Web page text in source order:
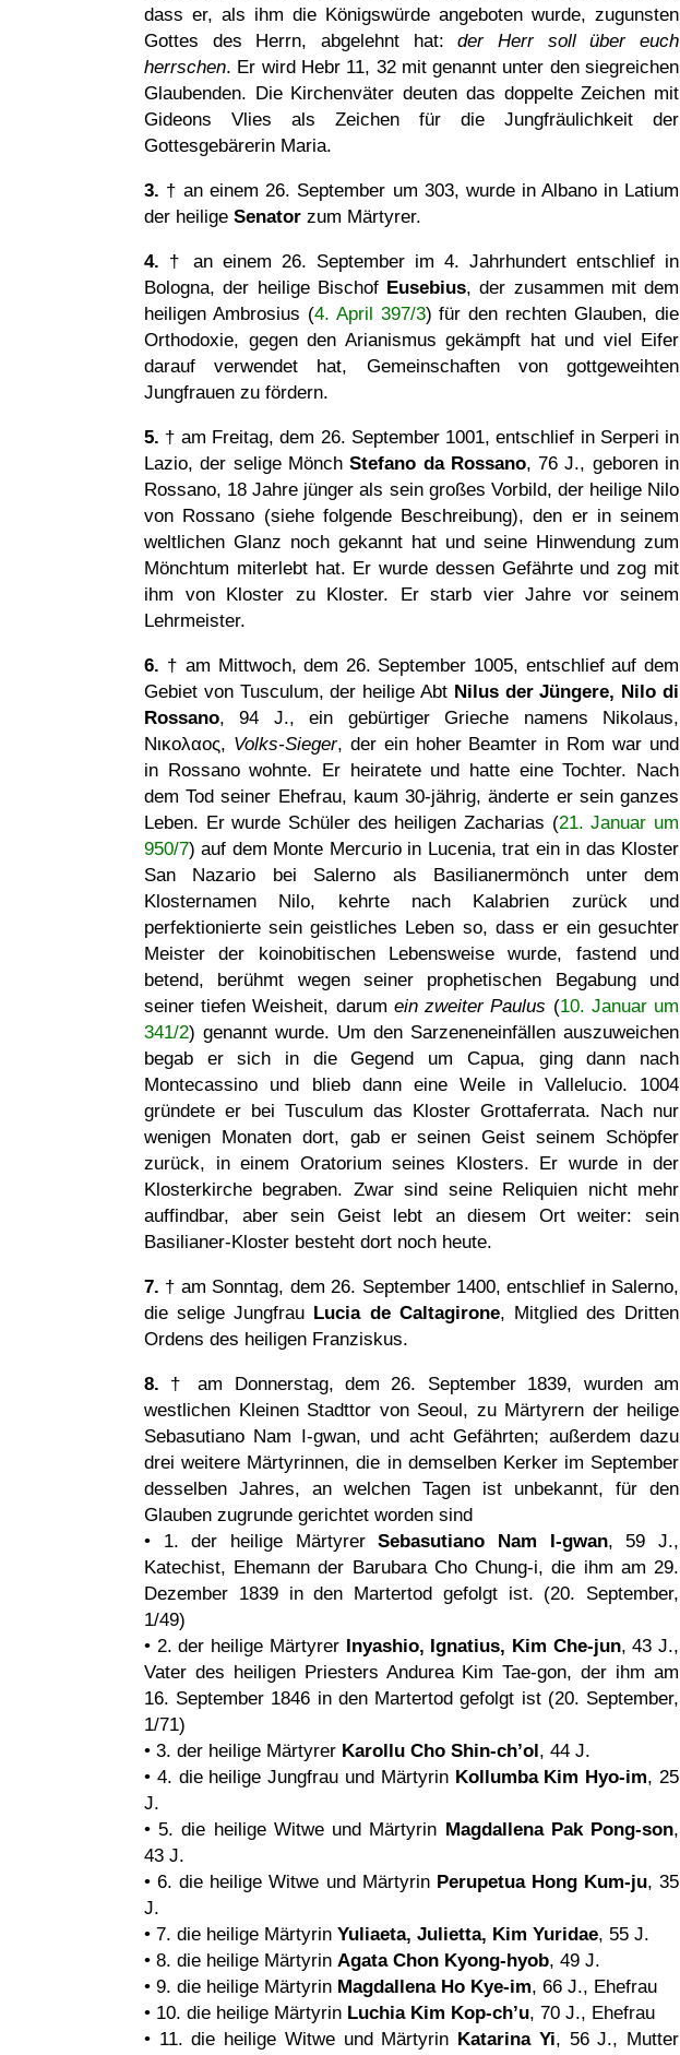
dass er, als ihm die Königswürde angeboten wurde, zugunsten
Gottes des Herrn, abgelehnt hat:der Herr soll über euch
herrschen. Er wird Hebr 11, 32 mit genannt unter den siegreichen
Glaubenden. Die Kirchenväter deuten das doppelte Zeichen mit
Gideons Vlies als Zeichen für die Jungfräulichkeit der
Gottesgebärerin Maria.
3. † an einem 26. September um 303, wurde in Albano in Latium
der heilige Senator zum Märtyrer.
4. † an einem 26. September im 4. Jahrhundert entschlief in
Bologna, der heilige Bischof Eusebius, der zusammen mit dem
heiligen Ambrosius (4. April 397/3) für den rechten Glauben, die
Orthodoxie, gegen den Arianismus gekämpft hat und viel Eifer
darauf verwendet hat, Gemeinschaften von gottgeweihten
Jungfrauen zu fördern.
5. † am Freitag, dem 26. September 1001, entschlief in Serperi in
Lazio, der selige MönchStefano da Rossano, 76 J., geboren in
Rossano, 18 Jahre jünger als sein großes Vorbild, der heilige Nilo
von Rossano (siehe folgende Beschreibung), den er in seinem
weltlichen Glanz noch gekannt hat und seine Hinwendung zum
Mönchtum miterlebt hat. Er wurde dessen Gefährte und zog mit
ihm von Kloster zu Kloster. Er starb vier Jahre vor seinem
Lehrmeister.
6. † am Mittwoch, dem 26. September 1005, entschlief auf dem
Gebiet von Tusculum, der heilige Abt Nilus der Jüngere, Nilo di
Rossano, 94 J., ein gebürtiger Grieche namens Nikolaus,
Νικολαος, Volks-Sieger, der ein hoher Beamter in Rom war und
in Rossano wohnte. Er heiratete und hatte eine Tochter. Nach
dem Tod seiner Ehefrau, kaum 30-jährig, änderte er sein ganzes
Leben. Er wurde Schüler des heiligen Zacharias (21. Januar um
950/7) auf dem Monte Mercurio in Lucenia, trat ein in das Kloster
San Nazario bei Salerno als Basilianermönch unter dem
Klosternamen Nilo, kehrte nach Kalabrien zurück und
perfektionierte sein geistliches Leben so, dass er ein gesuchter
Meister der koinobitischen Lebensweise wurde, fastend und
betend, berühmt wegen seiner prophetischen Begabung und
seiner tiefen Weisheit, darum ein zweiter Paulus (10. Januar um
341/2) genannt wurde. Um den Sarzeneneinfällen auszuweichen
begab er sich in die Gegend um Capua, ging dann nach
Montecassino und blieb dann eine Weile in Vallelucio. 1004
gründete er bei Tusculum das Kloster Grottaferrata. Nach nur
wenigen Monaten dort, gab er seinen Geist seinem Schöpfer
zurück, in einem Oratorium seines Klosters. Er wurde in der
Klosterkirche begraben. Zwar sind seine Reliquien nicht mehr
auffindbar, aber sein Geist lebt an diesem Ort weiter: sein
Basilianer-Kloster besteht dort noch heute.
7. † am Sonntag, dem 26. September 1400, entschlief in Salerno,
die selige Jungfrau Lucia de Caltagirone, Mitglied des Dritten
Ordens des heiligen Franziskus.
8. † am Donnerstag, dem 26. September 1839, wurden am
westlichen Kleinen Stadttor von Seoul, zu Märtyrern der heilige
Sebasutiano Nam I-gwan, und acht Gefährten; außerdem dazu
drei weitere Märtyrinnen, die in demselben Kerker im September
desselben Jahres, an welchen Tagen ist unbekannt, für den
Glauben zugrunde gerichtet worden sind
• 1. der heilige MärtyrerSebasutiano Nam I-gwan, 59 J.,
Katechist, Ehemann der Barubara Cho Chung-i, die ihm am 29.
Dezember 1839 in den Martertod gefolgt ist. (20. September,
1/49)
• 2. der heilige Märtyrer Inyashio, Ignatius, Kim Che-jun, 43 J.,
Vater des heiligen Priesters Andurea Kim Tae-gon, der ihm am
16. September 1846 in den Martertod gefolgt ist (20. September,
1/71)
• 3. der heilige Märtyrer Karollu Cho Shin-ch’ol, 44 J.
• 4. die heilige Jungfrau und Märtyrin Kollumba Kim Hyo-im, 25
J.
• 5. die heilige Witwe und Märtyrin Magdallena Pak Pong-son,
43 J.
• 6. die heilige Witwe und Märtyrin Perupetua Hong Kum-ju, 35
J.
• 7. die heilige Märtyrin Yuliaeta, Julietta, Kim Yuridae, 55 J.
• 8. die heilige Märtyrin Agata Chon Kyong-hyob, 49 J.
• 9. die heilige Märtyrin Magdallena Ho Kye-im, 66 J., Ehefrau
• 10. die heilige Märtyrin Luchia Kim Kop-ch’u, 70 J., Ehefrau
• 11. die heilige Witwe und Märtyrin Katarina Yi, 56 J., Mutter